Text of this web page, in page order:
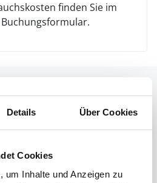
Details Über Cookies
Cookies
um Inhalte und Anzeigen zu
finden Sie im